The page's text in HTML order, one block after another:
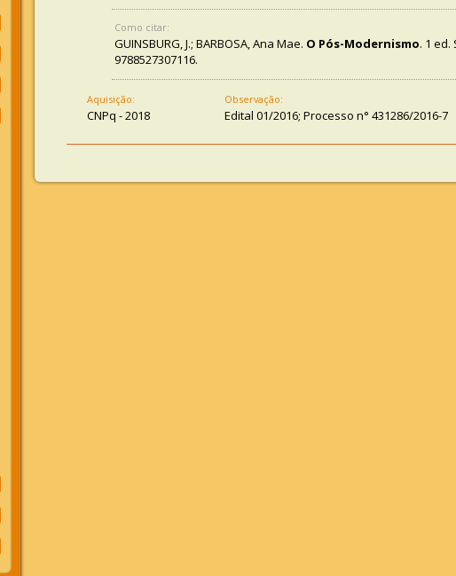
Como citar:
GUINSBURG, J.; BARBOSA, Ana Mae. O Pós-Modernismo. 1 ed.
9788527307116.
Aquisição:
CNPq - 2018
Observação:
Edital 01/2016; Processo n° 431286/2016-7